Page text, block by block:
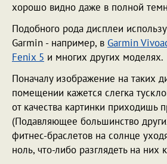
хорошо видно даже в полной
Подобного рода дисплеи
Garmin - например, в Garmin
Fenix 5 и многих других моделях.
Поначалу изображение на таких
помещении кажется слегка
от качества картинки приходишь
(Подавляющее большинство
фитнес-браслетов на солнце
ноль, что-либо разглядеть на них